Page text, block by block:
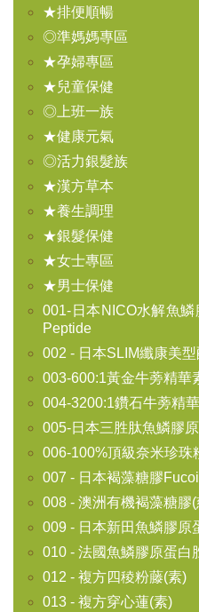
★排便順暢
◎準媽媽專區
★孕婦專區
★兒童保健
◎上班一族
★健康元氣
◎活力銀髮族
★漢方草本
★養生調理
★銀髮保健
★女士專區
★男士保健
001-日本NICO水解魚
Peptide
002 - 日本SLIM纖康美
003-600:1黃金牛蒡精華
004-3200:1鑽石牛蒡精
005-日本三胜肽魚鱗膠
006-100%頂級奈米珍珠
007 - 日本褐藻糖膠
008 - 澳洲有機褐藻糖膠
009 - 日本新田魚鱗膠
010 - 法國魚鱗膠原蛋
012 - 複方四稜粉藤(素)
013 - 複方穿心蓮(素)